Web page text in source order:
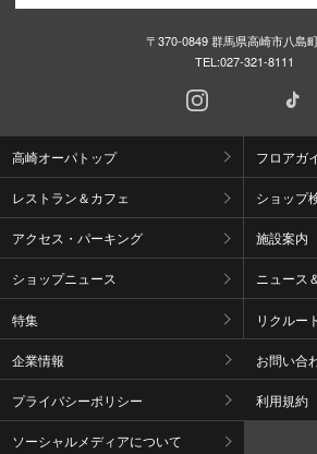
〒370-0849 群馬県高崎市八島
TEL:027-321-8111
高崎オーパトップ フロアガ
レストラン＆カフェ ショップ
アクセス・パーキング 施設案内
ショップニュース ニュース
特集 リクルート
企業情報 お問い合
プライバシーポリシー 利用規約
ソーシャルメディアについて